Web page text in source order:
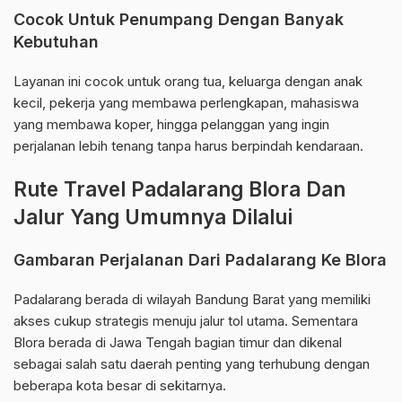
Cocok Untuk Penumpang Dengan Banyak
Kebutuhan
Layanan ini cocok untuk orang tua, keluarga dengan anak
kecil, pekerja yang membawa perlengkapan, mahasiswa
yang membawa koper, hingga pelanggan yang ingin
perjalanan lebih tenang tanpa harus berpindah kendaraan.
Rute Travel Padalarang Blora Dan
Jalur Yang Umumnya Dilalui
Gambaran Perjalanan Dari Padalarang Ke Blora
Padalarang berada di wilayah Bandung Barat yang memiliki
akses cukup strategis menuju jalur tol utama. Sementara
Blora berada di Jawa Tengah bagian timur dan dikenal
sebagai salah satu daerah penting yang terhubung dengan
beberapa kota besar di sekitarnya.